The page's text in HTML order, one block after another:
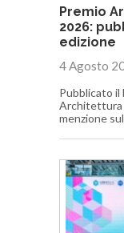
Premio
2026:
edizione
4 Agosto
Pubblicato il
Architettura
menzione